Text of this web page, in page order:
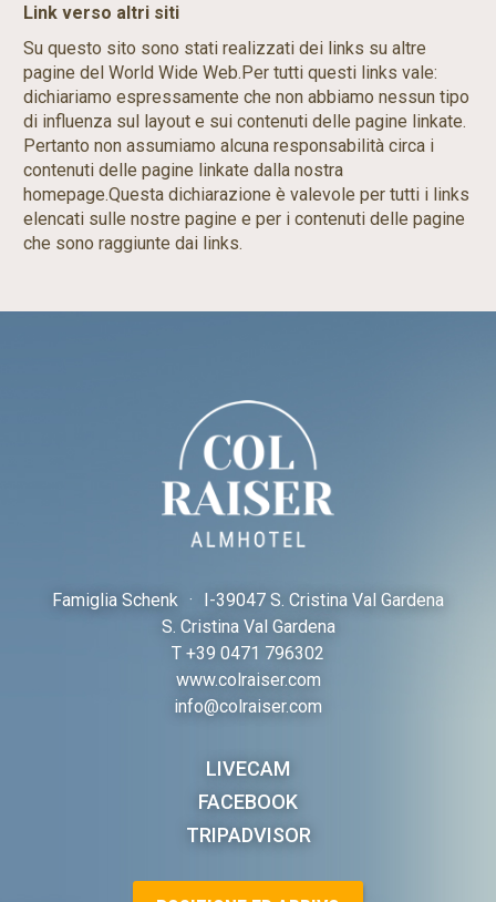
Link verso altri siti
Su questo sito sono stati realizzati dei links su altre
pagine del World Wide Web.Per tutti questi links vale:
dichiariamo espressamente che non abbiamo nessun tipo
di influenza sul layout e sui contenuti delle pagine linkate.
Pertanto non assumiamo alcuna responsabilità circa i
contenuti delle pagine linkate dalla nostra
homepage.Questa dichiarazione è valevole per tutti i links
elencati sulle nostre pagine e per i contenuti delle pagine
che sono raggiunte dai links.
Famiglia Schenk · I-39047 S. Cristina Val Gardena
S. Cristina Val Gardena
T +39 0471 796302
www.colraiser.com
info@colraiser.com
LIVECAM
FACEBOOK
TRIPADVISOR